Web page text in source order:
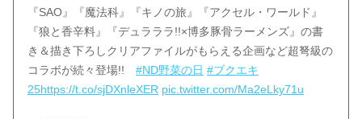
『SAO』『魔法科』『キノの旅』『アクセル・ワールド』
『狼と香辛料』『デュラララ!!×博多豚骨ラーメンズ』の書
き＆描き下ろしクリアファイルがもらえる企画など超弩級の
コラボが続々登場!!#ND野菜の日 #ブクエキ
25https://t.co/sjDXnleXER pic.twitter.com/Ma2eLky71u